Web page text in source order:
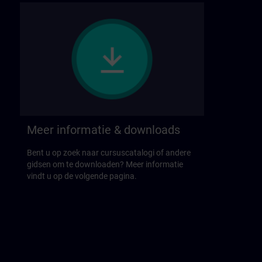
Meer informatie & downloads
Bent u op zoek naar cursuscatalogi of andere
gidsen om te downloaden? Meer informatie
vindt u op de volgende pagina.